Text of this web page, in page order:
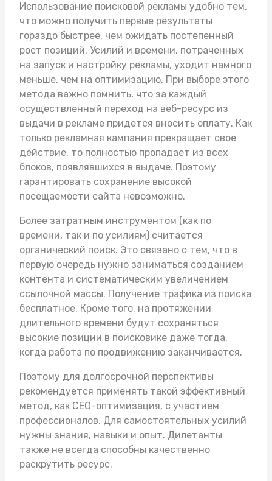
Использование поисковой рекламы удобно тем,
что можно получить первые результаты
гораздо быстрее, чем ожидать постепенный
рост позиций. Усилий и времени, потраченных
на запуск и настройку рекламы, уходит намного
меньше, чем на оптимизацию. При выборе этого
метода важно помнить, что за каждый
осуществленный переход на веб-ресурс из
выдачи в рекламе придется вносить оплату. Как
только рекламная кампания прекращает свое
действие, то полностью пропадает из всех
блоков, появлявшихся в выдаче. Поэтому
гарантировать сохранение высокой
посещаемости сайта невозможно.
Более затратным инструментом (как по
времени, так и по усилиям) считается
органический поиск. Это связано с тем, что в
первую очередь нужно заниматься созданием
контента и систематическим увеличением
ссылочной массы. Получение трафика из поиска
бесплатное. Кроме того, на протяжении
длительного времени будут сохраняться
высокие позиции в поисковике даже тогда,
когда работа по продвижению заканчивается.
Поэтому для долгосрочной перспективы
рекомендуется применять такой эффективный
метод, как СЕО-оптимизация, с участием
профессионалов. Для самостоятельных усилий
нужны знания, навыки и опыт. Дилетанты
также не всегда способны качественно
раскрутить ресурс.